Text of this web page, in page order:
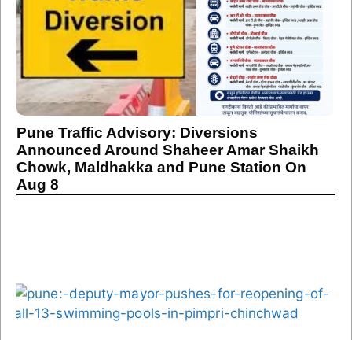
Pune Traffic Advisory: Diversions
Announced Around Shaheer Amar Shaikh
Chowk, Maldhakka and Pune Station On
Aug 8